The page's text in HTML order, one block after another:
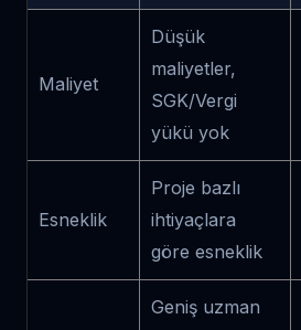
Maliyet
Düşük
maliyetler,
SGK/Vergi
yükü yok
Esneklik
Proje bazlı
ihtiyaçlara
göre esneklik
Geniş uzman